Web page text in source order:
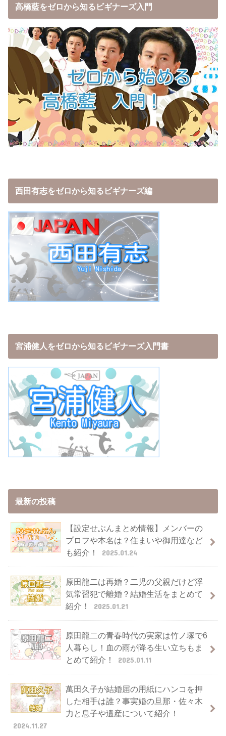
高橋藍をゼロから知るビギナーズ入門
西田有志をゼロから知るビギナーズ編
宮浦健人をゼロから知るビギナーズ入門書
最新の投稿
【設定せぶんまとめ情報】メンバーの
プロフや本名は？住まいや御用達など
も紹介！
2025.01.24
原田龍二は再婚？二児の父親だけど浮
気常習犯で離婚？結婚生活をまとめて
紹介！
2025.01.21
原田龍二の青春時代の実家は竹ノ塚で6
人暮らし！血の雨が降る生い立ちもま
とめて紹介！
2025.01.11
萬田久子が結婚届の用紙にハンコを押
した相手は誰？事実婚の旦那・佐々木
力と息子や遺産について紹介！
2024.11.27